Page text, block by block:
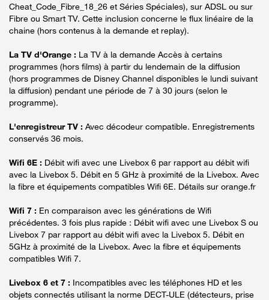
Cheat_Code_Fibre_18_26 et Séries Spéciales), sur ADSL ou sur
Fibre ou Smart TV. Cette inclusion concerne le flux linéaire de la
chaine (hors contenus à la demande et replay).
La TV d'Orange : La TV à la demande Accès à certains
programmes (hors films) à partir du lendemain de la diffusion
(hors programmes de Disney Channel disponibles le lundi suivant
la diffusion) pendant une période de 7 à 30 jours (selon le
programme).
L'enregistreur TV : Avec décodeur compatible. Enregistrements
conservés 36 mois.
Wifi 6E : Débit wifi avec une Livebox 6 par rapport au débit wifi
avec la Livebox 5. Débit en 5 GHz à proximité de la Livebox. Avec
la fibre et équipements compatibles Wifi 6E. Détails sur orange.fr
Wifi 7 : En comparaison avec les générations de Wifi
précédentes. 3 fois plus rapide : Débit wifi avec une Livebox S ou
Livebox 7 par rapport au débit wifi avec la Livebox 5. Débit en
5GHz à proximité de la Livebox. Avec la fibre et équipements
compatibles Wifi 7.
Livebox 6 et 7 : Incompatibles avec les téléphones HD et les
objets connectés utilisant la norme DECT-ULE (détecteurs, prise